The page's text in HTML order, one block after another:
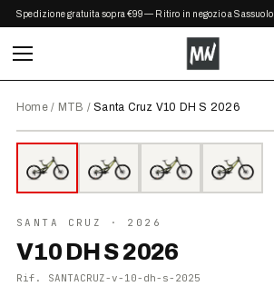
Spedizione gratuita sopra €99 — Ritiro in negozio a Sassuolo
Home/ MTB / Santa Cruz V10 DH S 2026
2026 DISPONIBILE
SANTA CRUZ · 2026
V10 DH S 2026
Rif. SANTACRUZ-v-10-dh-s-2025